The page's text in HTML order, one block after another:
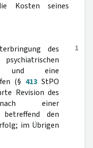
Kosten seines
1
des
und eine
(§ 413StPO
Revision des
einer
betreffend den
im Übrigen